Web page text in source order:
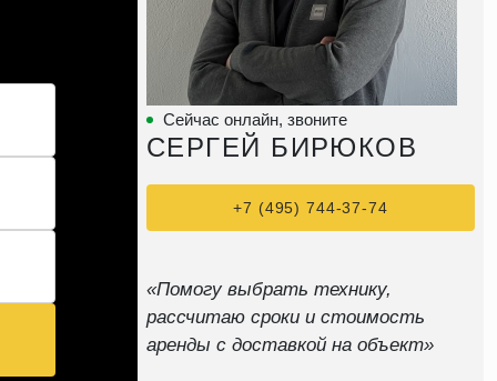
Сейчас онлайн, звоните
СЕРГЕЙ БИРЮКОВ
+7 (495) 744-37-74
«Помогу выбрать технику,
рассчитаю сроки и стоимость
аренды с доставкой на объект»